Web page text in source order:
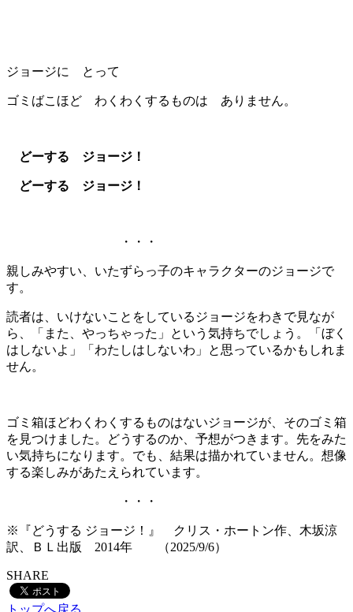
ジョージに とって
ゴミばこほど わくわくするものは ありません。
どーする ジョージ！
どーする ジョージ！
・・・
親しみやすい、いたずらっ子のキャラクターのジョージで
す。
読者は、いけないことをしているジョージをわきで見なが
ら、「また、やっちゃった」という気持ちでしょう。「ぼく
はしないよ」「わたしはしないわ」と思っているかもしれま
せん。
ゴミ箱ほどわくわくするものはないジョージが、そのゴミ箱
を見つけました。どうするのか、予想がつきます。先をみた
い気持ちになります。でも、結果は描かれていません。想像
する楽しみがあたえられています。
・・・
※『どうする ジョージ！』 クリス・ホートン作、木坂涼
訳、ＢＬ出版 2014年 （2025/9/6）
SHARE
トップへ戻る